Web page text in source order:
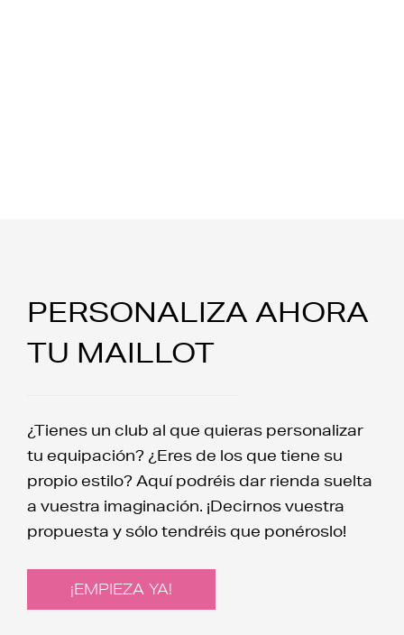
PERSONALIZA AHORA
TU MAILLOT
¿Tienes un club al que quieras personalizar
tu equipación? ¿Eres de los que tiene su
propio estilo? Aquí podréis dar rienda suelta
a vuestra imaginación. ¡Decirnos vuestra
propuesta y sólo tendréis que ponéroslo!
¡EMPIEZA YA!